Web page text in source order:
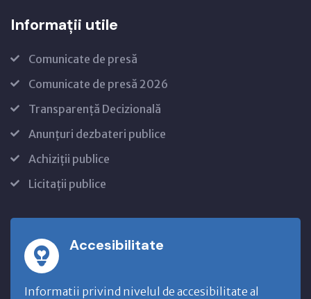
Informații utile
Comunicate de presă
Comunicate de presă 2026
Transparență Decizională
Anunțuri dezbateri publice
Achiziții publice
Licitații publice
Accesibilitate
Informatii privind nivelul de accesibilitate al